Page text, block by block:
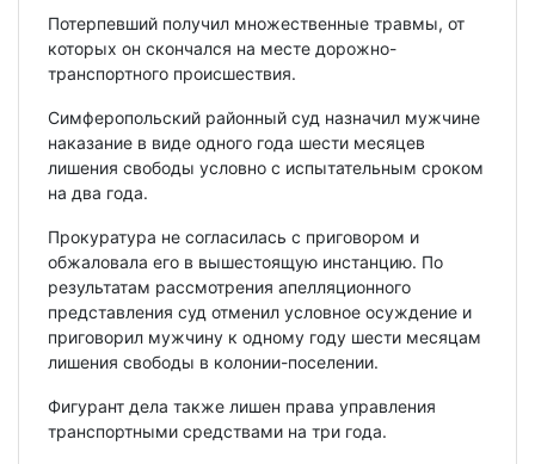
Потерпевший получил множественные травмы, от
которых он скончался на месте дорожно-
транспортного происшествия.
Симферопольский районный суд назначил мужчине
наказание в виде одного года шести месяцев
лишения свободы условно с испытательным сроком
на два года.
Прокуратура не согласилась с приговором и
обжаловала его в вышестоящую инстанцию. По
результатам рассмотрения апелляционного
представления суд отменил условное осуждение и
приговорил мужчину к одному году шести месяцам
лишения свободы в колонии-поселении.
Фигурант дела также лишен права управления
транспортными средствами на три года.